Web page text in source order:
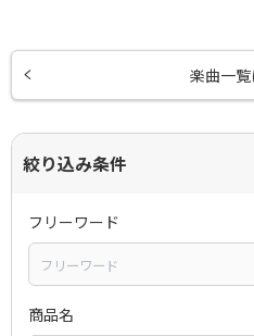
楽曲一覧
絞り込み条件
フリーワード
商品名